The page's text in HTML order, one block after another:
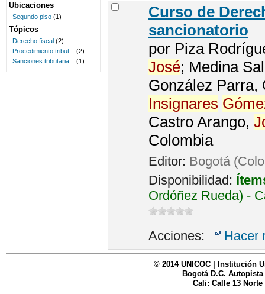
Curso de
sancionatorio
por Piza
José; Medina
González Parra,
Insignares
Castro Arango,
Colombia
Editor: Bogotá
Disponibilidad:
Ordóñez Rueda) -
Acciones: Hacer
Ubicaciones
Segundo piso (1)
Tópicos
Derecho fiscal (2)
Procedimiento tribut...
(2)
Sanciones tributaria... (1)
© 2014 UNICOC | Institución
Bogotá D.C. Autopista
Cali: Calle 13 Norte